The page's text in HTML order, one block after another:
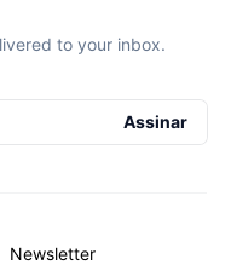
to your inbox.
Assinar
Newsletter